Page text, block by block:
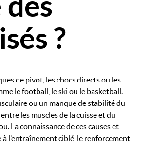
?
de pivot, les chocs directs ou les
le football, le ski ou le basketball.
ou un manque de stabilité du
les muscles de la cuisse et du
La connaissance de ces causes et
l’entraînement ciblé, le renforcement